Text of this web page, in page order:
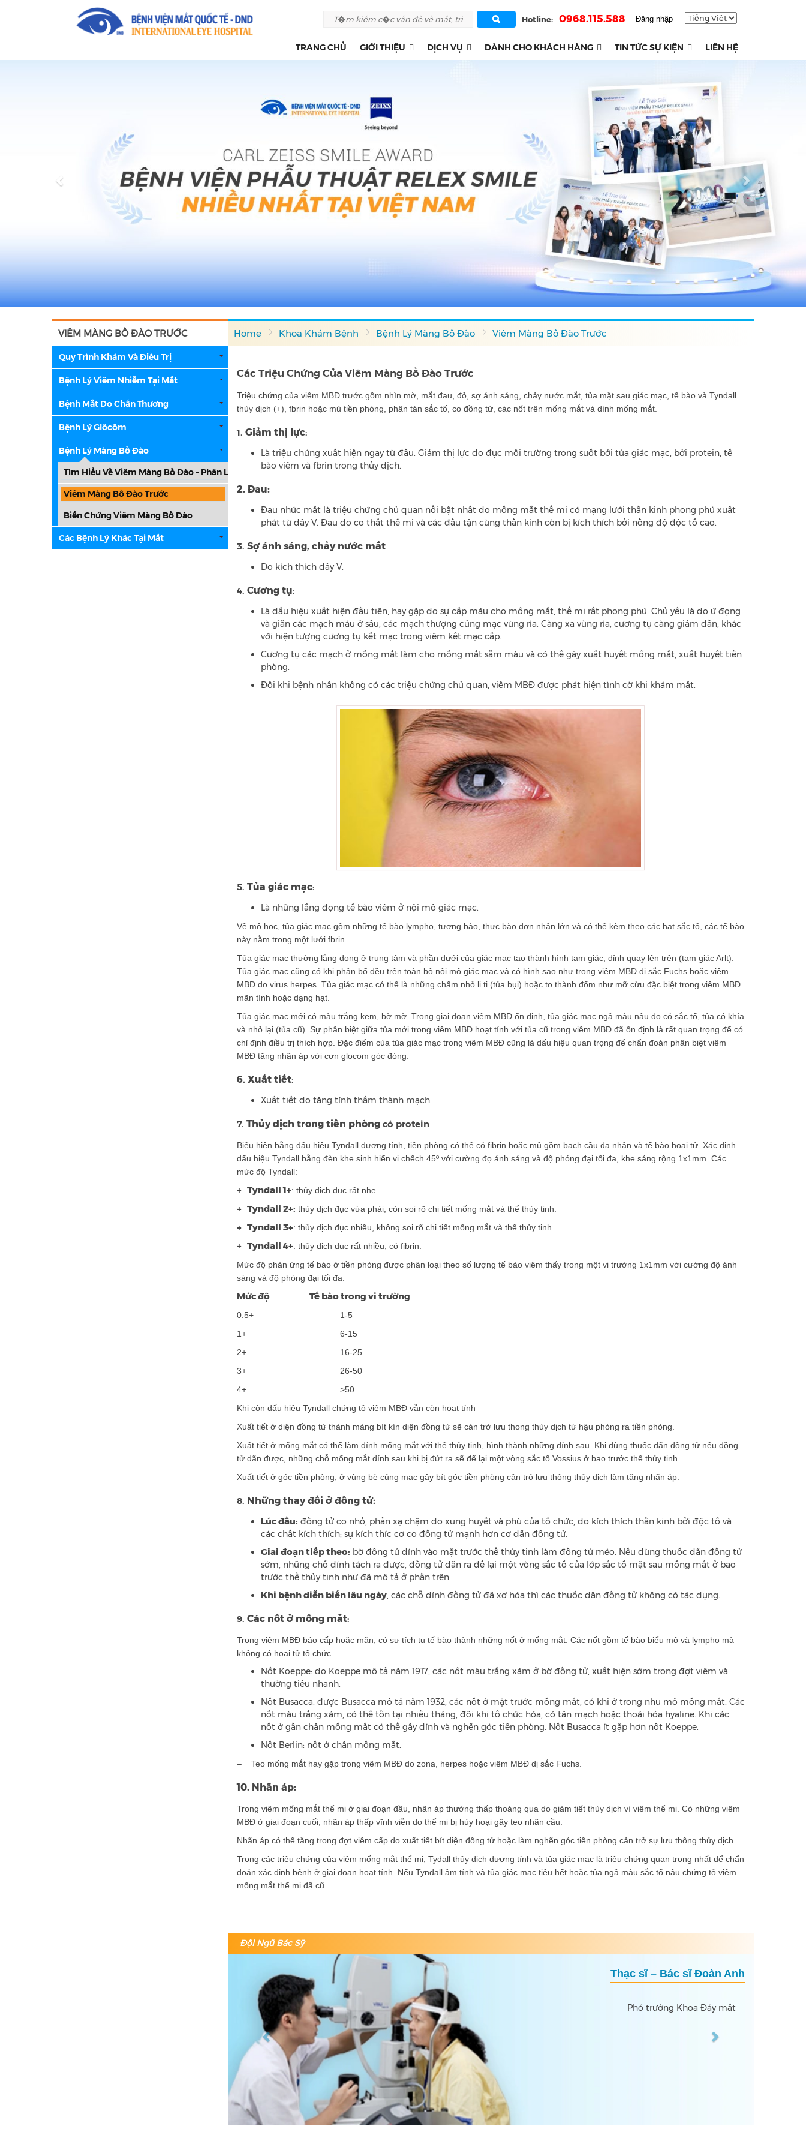
Đăng nhập
Hotline: 0968.115.588
TRANG CHỦ GIỚI THIỆU DỊCH VỤ DÀNH CHO KHÁCH HÀNG TIN TỨC SỰ KIỆN LIÊN HỆ
VIÊM MÀNG BỒ ĐÀO TRƯỚC
Quy Trình Khám Và Điều Trị
Bệnh Lý Viêm Nhiễm Tại Mắt
Bệnh Mắt Do Chấn Thương
Bệnh Lý Glôcôm
Bệnh Lý Màng Bồ Đào
Tìm Hiểu Về Viêm Màng Bồ Đào – Phân Loại Và Cách Điều Trị Phù Hợp
Viêm Màng Bồ Đào Trước
Biến Chứng Viêm Màng Bồ Đào
Các Bệnh Lý Khác Tại Mắt
Home Khoa Khám Bệnh Bệnh Lý Màng Bồ Đào Viêm Màng Bồ Đào Trước
Các Triệu Chứng Của Viêm Màng Bồ Đào Trước
Triệu chứng của viêm MBĐ trước gồm nhìn mờ, mắt đau, đỏ, sợ ánh sáng, chảy nước mắt, tủa mặt sau giác mạc, tế bào và Tyndall
thủy dịch (+), fbrin hoặc mủ tiền phòng, phân tán sắc tố, co đồng tử, các nốt trên mống mắt và dính mống mắt.
1. Giảm thị lực:
Là triệu chứng xuất hiện ngay từ đầu. Giảm thị lực do đục môi trường trong suốt bởi tủa giác mạc, bởi protein, tế
bào viêm và fbrin trong thủy dịch.
2. Đau:
Đau nhức mắt là triệu chứng chủ quan nổi bật nhất do mống mắt thể mi có mạng lưới thần kinh phong phú xuất
phát từ dây V. Đau do co thắt thể mi và các đầu tận cùng thần kinh còn bị kích thích bởi nồng độ độc tố cao.
3. Sợ ánh sáng, chảy nước mắt
Do kích thích dây V.
4. Cương tụ:
Là dấu hiệu xuất hiện đầu tiên, hay gặp do sự cấp máu cho mống mắt, thể mi rất phong phú. Chủ yếu là do ứ đọng
và giãn các mạch máu ở sâu, các mạch thượng củng mạc vùng rìa. Càng xa vùng rìa, cương tụ càng giảm dần, khác
với hiện tượng cương tụ kết mạc trong viêm kết mạc cấp.
Cương tụ các mạch ở mống mắt làm cho mống mắt sẫm màu và có thể gây xuất huyết mống mắt, xuất huyết tiền
phòng.
Đôi khi bệnh nhân không có các triệu chứng chủ quan, viêm MBĐ được phát hiện tình cờ khi khám mắt.
5. Tủa giác mạc:
Là những lắng đọng tế bào viêm ở nội mô giác mạc.
Về mô học, tủa giác mạc gồm những tế bào lympho, tương bào, thực bào đơn nhân lớn và có thể kèm theo các hạt sắc tố, các tế bào
này nằm trong một lưới fbrin.
Tủa giác mạc thường lắng đọng ở trung tâm và phần dưới của giác mạc tạo thành hình tam giác, đỉnh quay lên trên (tam giác Arlt).
Tủa giác mạc cũng có khi phân bổ đều trên toàn bộ nội mô giác mạc và có hình sao như trong viêm MBĐ dị sắc Fuchs hoặc viêm
MBĐ do virus herpes. Tủa giác mạc có thể là những chấm nhỏ li ti (tủa bụi) hoặc to thành đốm như mỡ cừu đặc biệt trong viêm MBĐ
mãn tính hoặc dạng hạt.
Tủa giác mạc mới có màu trắng kem, bờ mờ. Trong giai đoạn viêm MBĐ ổn định, tủa giác mạc ngả màu nâu do có sắc tố, tủa có khía
và nhỏ lại (tủa cũ). Sự phân biệt giữa tủa mới trong viêm MBĐ hoạt tính với tủa cũ trong viêm MBĐ đã ổn định là rất quan trọng để có
chỉ định điều trị thích hợp. Đặc điểm của tủa giác mạc trong viêm MBĐ cũng là dấu hiệu quan trọng để chẩn đoán phân biệt viêm
MBĐ tăng nhãn áp với cơn glocom góc đóng.
6. Xuất tiết:
Xuất tiết do tăng tính thấm thành mạch.
7. Thủy dịch trong tiền phòngcó protein
Biểu hiện bằng dấu hiệu Tyndall dương tính, tiền phòng có thể có fibrin hoặc mủ gồm bạch cầu đa nhân và tế bào hoại tử. Xác định
dấu hiệu Tyndall bằng đèn khe sinh hiển vi chếch 45º với cường đọ ánh sáng và độ phóng đại tối đa, khe sáng rộng 1x1mm. Các
mức độ Tyndall:
+ Tyndall 1+: thủy dịch đục rất nhẹ
+ Tyndall 2+: thủy dịch đục vừa phải, còn soi rõ chi tiết mống mắt và thể thủy tinh.
+ Tyndall 3+: thủy dịch đục nhiều, không soi rõ chi tiết mống mắt và thể thủy tinh.
+ Tyndall 4+: thủy dịch đục rất nhiều, có fibrin.
Mức độ phản ứng tế bào ở tiền phòng được phân loại theo số lượng tế bào viêm thấy trong một vi trường 1x1mm với cường độ ánh
sáng và độ phóng đại tối đa:
Mức độ Tế bào trong vi trường
0.5+ 1-5
1+ 6-15
2+ 16-25
3+ 26-50
4+ >50
Khi còn dấu hiệu Tyndall chứng tỏ viêm MBĐ vẫn còn hoạt tính
Xuất tiết ở diện đồng tử thành màng bít kín diện đồng tử sẽ cản trở lưu thong thủy dịch từ hậu phòng ra tiền phòng.
Xuất tiết ở mống mắt có thể làm dính mống mắt với thể thủy tinh, hình thành những dính sau. Khi dùng thuốc dãn đồng tử nếu đồng
tử dãn được, những chỗ mống mắt dính sau khi bị đứt ra sẽ để lại một vòng sắc tố Vossius ở bao trước thể thủy tinh.
Xuất tiết ở góc tiền phòng, ở vùng bè củng mạc gây bít góc tiền phòng cản trỏ lưu thông thủy dịch làm tăng nhãn áp.
8. Những thay đổi ở đồng tử:
Lúc đầu: đồng tử co nhỏ, phản xạ chậm do xung huyết và phù của tổ chức, do kích thích thần kinh bởi độc tố và
các chất kích thích; sự kích thíc cơ co đồng tử mạnh hơn cơ dãn đồng tử.
Giai đoạn tiếp theo: bờ đồng tử dính vào mặt trước thể thủy tinh làm đồng tử méo. Nếu dùng thuốc dãn đồng tử
sớm, những chỗ dính tách ra được, đồng tử dãn ra để lại một vòng sắc tố của lớp sắc tố mặt sau mống mắt ở bao
trước thể thủy tinh như đã mô tả ở phần trên.
Khi bệnh diễn biến lâu ngày, các chỗ dính đồng tử đã xơ hóa thì các thuốc dãn đồng tử không có tác dụng.
9. Các nốt ở mống mắt:
Trong viêm MBĐ báo cấp hoặc mãn, có sự tích tụ tế bào thành những nốt ở mống mắt. Các nốt gồm tế bào biểu mô và lympho mà
không có hoại tử tổ chức.
Nốt Koeppe: do Koeppe mô tả năm 1917, các nốt màu trắng xám ở bờ đồng tử, xuất hiện sớm trong đợt viêm và
thường tiêu nhanh.
Nốt Busacca: được Busacca mô tả năm 1932, các nốt ở mặt trước mống mắt, có khi ở trong nhu mô mống mắt. Các
nốt màu trắng xám, có thể tồn tại nhiều tháng, đôi khi tổ chức hóa, có tân mạch hoặc thoái hóa hyaline. Khi các
nốt ở gần chân mống mắt có thể gây dính và nghẽn góc tiền phòng. Nốt Busacca ít gặp hơn nốt Koeppe.
Nốt Berlin: nốt ở chân mống mắt.
– Teo mống mắt hay gặp trong viêm MBĐ do zona, herpes hoặc viêm MBĐ dị sắc Fuchs.
10. Nhãn áp:
Trong viêm mống mắt thể mi ở giai đoạn đầu, nhãn áp thường thấp thoáng qua do giảm tiết thủy dịch vì viêm thể mi. Có những viêm
MBĐ ở giai đoạn cuối, nhãn áp thấp vĩnh viễn do thể mi bị hủy hoại gây teo nhãn cầu.
Nhãn áp có thể tăng trong đợt viêm cấp do xuất tiết bít diện đồng tử hoặc làm nghẽn góc tiền phòng cản trở sự lưu thông thủy dịch.
Trong các triệu chứng của viêm mống mắt thể mi, Tydall thủy dịch dương tính và tủa giác mạc là triệu chứng quan trọng nhất để chẩn
đoán xác định bệnh ở giai đoạn hoạt tính. Nếu Tyndall âm tính và tủa giác mạc tiêu hết hoặc tủa ngả màu sắc tố nâu chứng tỏ viêm
mống mắt thể mi đã cũ.
Đội Ngũ Bác Sỹ
Thạc sĩ – Bác sĩ Đinh Yên Lục
Nguyên trưởng Khoa Khám bệnh